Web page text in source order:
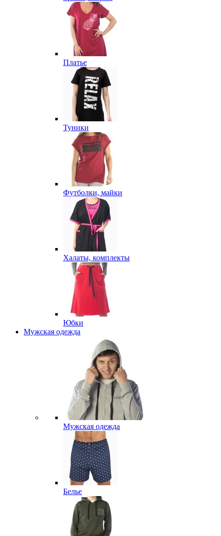
Платье
Туники
Футболки, майки
Халаты, комплекты
Юбки
Мужская одежда
Мужская одежда
Белье